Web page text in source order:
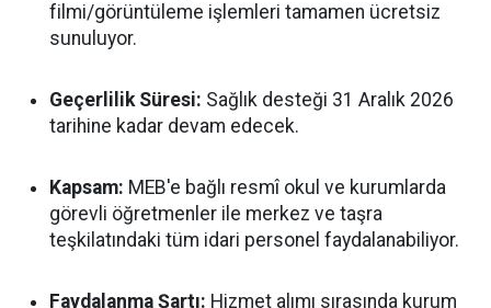
filmi/görüntüleme işlemleri tamamen ücretsiz
sunuluyor.
Geçerlilik Süresi: Sağlık desteği 31 Aralık 2026
tarihine kadar devam edecek.
Kapsam: MEB'e bağlı resmî okul ve kurumlarda
görevli öğretmenler ile merkez ve taşra
teşkilatındaki tüm idari personel faydalanabiliyor.
Faydalanma Şartı: Hizmet alımı sırasında kurum